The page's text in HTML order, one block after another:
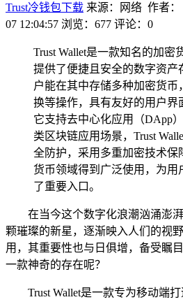
Trust冷钱包下载 来源：网络 作者：
07 12:04:57 浏览：677 评论：0
Trust Wallet是一款知名的加密
提供了便捷且安全的数字资产
户能在其中存储多种加密货币
换等操作，具有友好的用户界
它支持去中心化应用（DApp
类区块链应用场景，Trust
全防护，采用多重加密技术保
货币领域得到广泛使用，为用
了重要入口。
在当今这个数字化浪潮汹涌澎
颗璀璨的新星，逐渐映入人们的视
用，其重要性也与日俱增，备受瞩
一款神奇的存在呢？
Trust Wallet是一款专为移动端